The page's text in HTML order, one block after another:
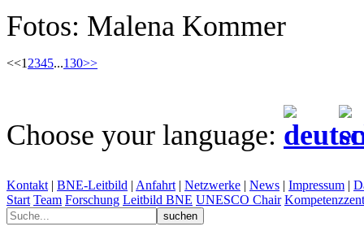
Fotos: Malena Kommer
<<1 2345...130>>
Choose your language:
Kontakt | BNE-Leitbild | Anfahrt | Netzwerke | News | Impressum |
Start Team Forschung Leitbild BNE UNESCO Chair